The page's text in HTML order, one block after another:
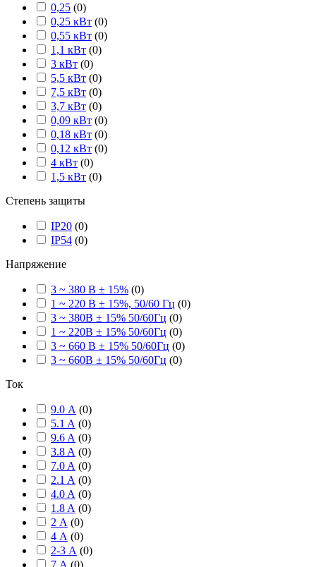
0,25 (0)
0,25 кВт (0)
0,55 кВт (0)
1,1 кВт (0)
3 кВт (0)
5,5 кВт (0)
7,5 кВт (0)
3,7 кВт (0)
0,09 кВт (0)
0,18 кВт (0)
0,12 кВт (0)
4 кВт (0)
1,5 кВт (0)
Степень защиты
IP20 (0)
IP54 (0)
Напряжение
3 ~ 380 В ± 15% (0)
1 ~ 220 В ± 15%, 50/60 Гц (0)
3 ~ 380В ± 15% 50/60Гц (0)
1 ~ 220В ± 15% 50/60Гц (0)
3 ~ 660 В ± 15% 50/60Гц (0)
3 ~ 660В ± 15% 50/60Гц (0)
Ток
9.0 А (0)
5.1 A (0)
9.6 A (0)
3.8 A (0)
7.0 A (0)
2.1 A (0)
4.0 A (0)
1.8 A (0)
2 А (0)
4 А (0)
2-3 А (0)
7 А (0)